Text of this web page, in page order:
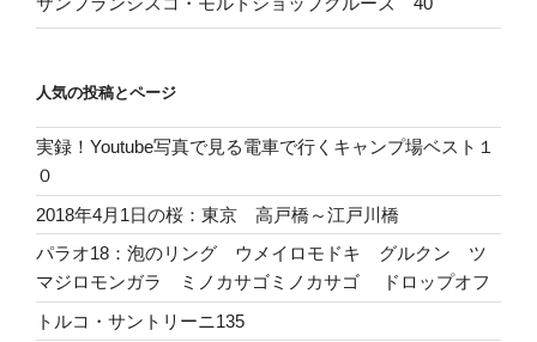
人気の投稿とページ
実録！Youtube写真で見る電車で行くキャンプ場ベスト１
０
2018年4月1日の桜：東京 高戸橋～江戸川橋
パラオ18：泡のリング ウメイロモドキ グルクン ツ
マジロモンガラ ミノカサゴミノカサゴ ドロップオフ
トルコ・サントリーニ135